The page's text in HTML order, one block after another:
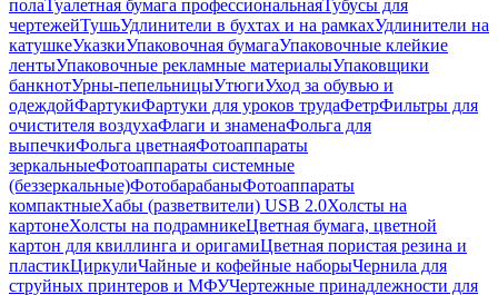
полаТуалетная бумага профессиональнаяТубусы для
чертежейТушьУдлинители в бухтах и на рамкахУдлинители на
катушкеУказкиУпаковочная бумагаУпаковочные клейкие
лентыУпаковочные рекламные материалыУпаковщики
банкнотУрны-пепельницыУтюгиУход за обувью и
одеждойФартукиФартуки для уроков трудаФетрФильтры для
очистителя воздухаФлаги и знаменаФольга для
выпечкиФольга цветнаяФотоаппараты
зеркальныеФотоаппараты системные
(беззеркальные)ФотобарабаныФотоаппараты
компактныеХабы (разветвители) USB 2.0Холсты на
картонеХолсты на подрамникеЦветная бумага, цветной
картон для квиллинга и оригамиЦветная пористая резина и
пластикЦиркулиЧайные и кофейные наборыЧернила для
струйных принтеров и МФУЧертежные принадлежности для